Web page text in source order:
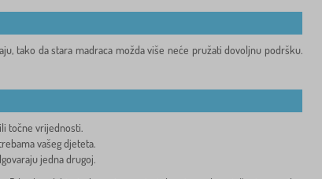
tako da stara madraca možda više neće pružati dovoljnu podršku.
točne vrijednosti.
vašeg djeteta.
jedna drugoj.